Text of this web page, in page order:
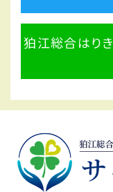
狛江総合はり